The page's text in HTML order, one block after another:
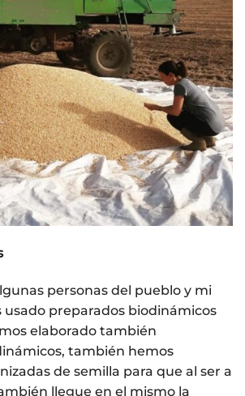
personas del pueblo y mi
usado preparados biodinámicos
elaborado también
también hemos
de semilla para que al ser a
llegue en el mismo la